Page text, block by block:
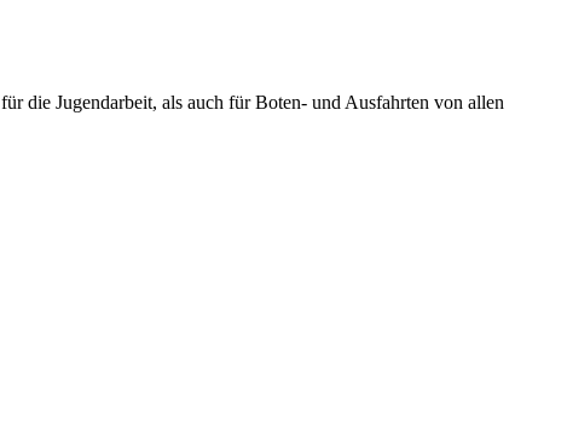
die Jugendarbeit, als auch für Boten- und Ausfahrten von allen